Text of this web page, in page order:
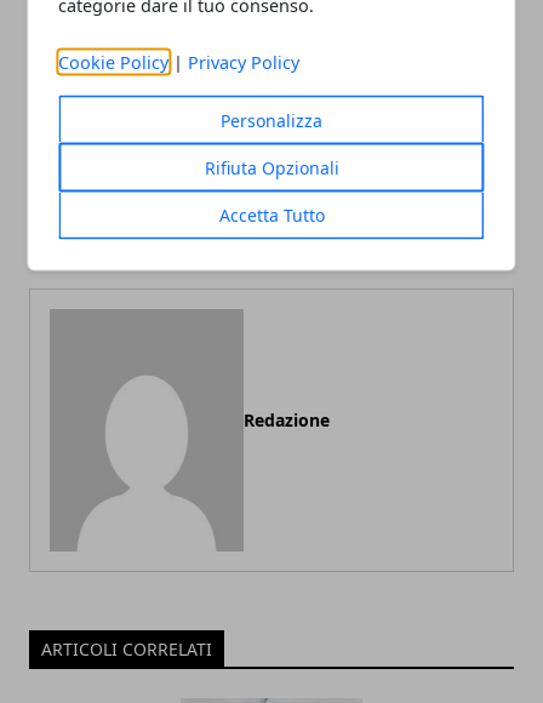
Cookie Policy | Privacy Policy
Personalizza
Rifiuta Opzionali
Accetta Tutto
Facebook
TwitterWhatsapp
Articolo Precedente
ITS Lombardia: scopri tutti
Articolo Successivo
Gru per cantiere: come
Redazione
ARTICOLI CORRELATI